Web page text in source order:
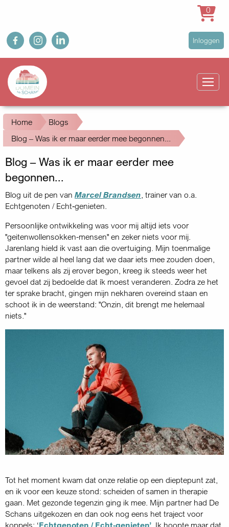
Overslaan
en
naar
inhoud
gaan
fb ig in
User
account
Inloggen
Main
navigation
0
Kruimelpad
Home
Blogs
Blog – Was ik er maar eerder mee begonnen...
Blog – Was ik er maar eerder mee
begonnen...
Blog uit de pen van Marcel Brandsen, trainer van o.a.
Echtgenoten / Echt‑genieten.
Persoonlijke ontwikkeling was voor mij altijd iets voor
"geitenwollensokken-mensen" en zeker niets voor mij.
Jarenlang hield ik vast aan die overtuiging. Mijn toenmalige
partner wilde al heel lang dat we daar iets mee zouden doen,
maar telkens als zij erover begon, kreeg ik steeds weer het
gevoel dat zij bedoelde dat ík moest veranderen. Zodra ze het
ter sprake bracht, gingen mijn nekharen overeind staan en
schoot ik in de weerstand: "Onzin, dit brengt me helemaal
niets."
Tot het moment kwam dat onze relatie op een dieptepunt zat,
en ik voor een keuze stond: scheiden of samen in therapie
gaan. Met gezonde tegenzin ging ik mee. Mijn partner had De
Schans uitgekozen en dan ook nog eens het traject voor